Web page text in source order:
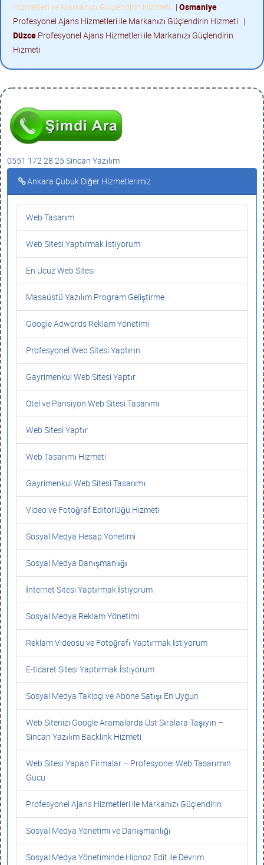
Hizmetleri ile Markanızı Güçlendirin Hizmeti | Osmaniye
Profesyonel Ajans Hizmetleri ile Markanızı Güçlendirin Hizmeti |
Düzce Profesyonel Ajans Hizmetleri ile Markanızı Güçlendirin
Hizmeti
0551 172 28 25 Sincan Yazılım
Ankara Çubuk Diğer Hizmetlerimiz
Web Tasarım
Web Sitesi Yaptırmak İstiyorum
En Ucuz Web Sitesi
Masaüstü Yazılım Program Geliştirme
Google Adwords Reklam Yönetimi
Profesyonel Web Sitesi Yaptırın
Gayrimenkul Web Sitesi Yaptır
Otel ve Pansiyon Web Sitesi Tasarımı
Web Sitesi Yaptır
Web Tasarımı Hizmeti
Gayrimenkul Web Sitesi Tasarımı
Video ve Fotoğraf Editörlüğü Hizmeti
Sosyal Medya Hesap Yönetimi
Sosyal Medya Danışmanlığı
İnternet Sitesi Yaptırmak İstiyorum
Sosyal Medya Reklam Yönetimi
Reklam Videosu ve Fotoğrafı Yaptırmak İstiyorum
E-ticaret Sitesi Yaptırmak İstiyorum
Sosyal Medya Takipçi ve Abone Satışı En Uygun
Web Sitenizi Google Aramalarda Üst Sıralara Taşıyın –
Sincan Yazılım Backlink Hizmeti
Web Sitesi Yapan Firmalar – Profesyonel Web Tasarımın
Gücü
Profesyonel Ajans Hizmetleri ile Markanızı Güçlendirin
Sosyal Medya Yönetimi ve Danışmanlığı
Sosyal Medya Yönetiminde Hipnoz Edit ile Devrim